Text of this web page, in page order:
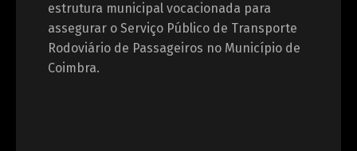
estrutura municipal vocacionada para
assegurar o Serviço Público de Transporte
Rodoviário de Passageiros no Município de
Coimbra.